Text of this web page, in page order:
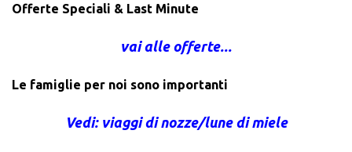
Offerte Speciali & Last Minute
vai alle offerte...
Le famiglie per noi sono importanti
Vedi: viaggi di nozze/lune di miele